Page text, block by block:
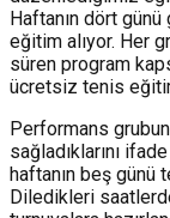
Haftanın dört
eğitim alıyor. Her
süren program
ücretsiz tenis
Performans
sağladıklarını
haftanın beş
Diledikleri